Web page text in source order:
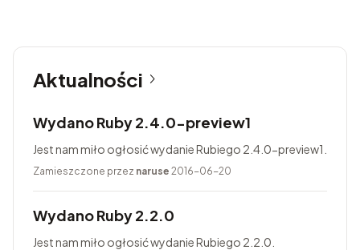
Aktualności
Wydano Ruby 2.4.0-preview1
Jest nam miło ogłosić wydanie Rubiego 2.4.0-preview1.
Zamieszczone przez naruse 2016-06-20
Wydano Ruby 2.2.0
Jest nam miło ogłosić wydanie Rubiego 2.2.0.